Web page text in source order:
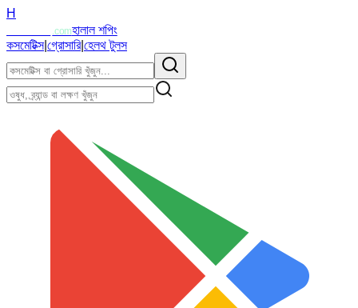
H
.comহালাল শপিং
কসমেটিক্স|গ্রোসারি|হেলথ টুলস